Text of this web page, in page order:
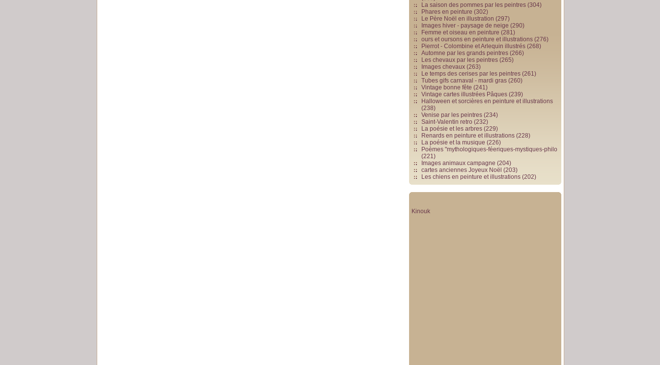
La saison des pommes par les peintres (304)
Phares en peinture (302)
Le Père Noël en illustration (297)
Images hiver - paysage de neige (290)
Femme et oiseau en peinture (281)
ours et oursons en peinture et illustrations (276)
Pierrot - Colombine et Arlequin illustrés (268)
Automne par les grands peintres (266)
Les chevaux par les peintres (265)
Images chevaux (263)
Le temps des cerises par les peintres (261)
Tubes gifs carnaval - mardi gras (260)
Vintage bonne fête (241)
Vintage cartes illustrées Pâques (239)
Halloween et sorcières en peinture et illustrations
(238)
Venise par les peintres (234)
Saint-Valentin retro (232)
La poésie et les arbres (229)
Renards en peinture et illustrations (228)
La poésie et la musique (226)
Poèmes "mythologiques-féeriques-mystiques-philo
(221)
Images animaux campagne (204)
cartes anciennes Joyeux Noël (203)
Les chiens en peinture et illustrations (202)
Kinouk